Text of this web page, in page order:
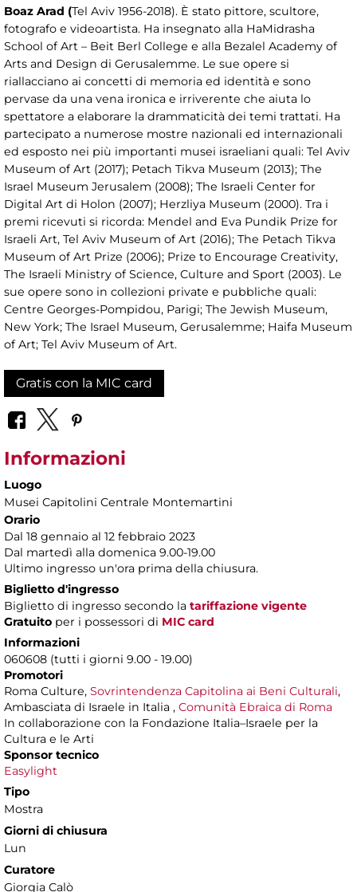
Boaz Arad (Tel Aviv 1956-2018). È stato pittore, scultore,
fotografo e videoartista. Ha insegnato alla HaMidrasha
School of Art – Beit Berl College e alla Bezalel Academy of
Arts and Design di Gerusalemme. Le sue opere si
riallacciano ai concetti di memoria ed identità e sono
pervase da una vena ironica e irriverente che aiuta lo
spettatore a elaborare la drammaticità dei temi trattati. Ha
partecipato a numerose mostre nazionali ed internazionali
ed esposto nei più importanti musei israeliani quali: Tel Aviv
Museum of Art (2017); Petach Tikva Museum (2013); The
Israel Museum Jerusalem (2008); The Israeli Center for
Digital Art di Holon (2007); Herzliya Museum (2000). Tra i
premi ricevuti si ricorda: Mendel and Eva Pundik Prize for
Israeli Art, Tel Aviv Museum of Art (2016); The Petach Tikva
Museum of Art Prize (2006); Prize to Encourage Creativity,
The Israeli Ministry of Science, Culture and Sport (2003). Le
sue opere sono in collezioni private e pubbliche quali:
Centre Georges-Pompidou, Parigi; The Jewish Museum,
New York; The Israel Museum, Gerusalemme; Haifa Museum
of Art; Tel Aviv Museum of Art.
Gratis con la MIC card
Informazioni
Luogo
Musei Capitolini Centrale Montemartini
Orario
Dal 18 gennaio al 12 febbraio 2023
Dal martedì alla domenica 9.00-19.00
Ultimo ingresso un'ora prima della chiusura.
Biglietto d'ingresso
Biglietto di ingresso secondo la tariffazione vigente
Gratuito per i possessori di MIC card
Informazioni
060608 (tutti i giorni 9.00 - 19.00)
Promotori
Roma Culture, Sovrintendenza Capitolina ai Beni Culturali,
Ambasciata di Israele in Italia , Comunità Ebraica di Roma
In collaborazione con la Fondazione Italia–Israele per la
Cultura e le Arti
Sponsor tecnico
Easylight
Tipo
Mostra
Giorni di chiusura
Lun
Curatore
Giorgia Calò